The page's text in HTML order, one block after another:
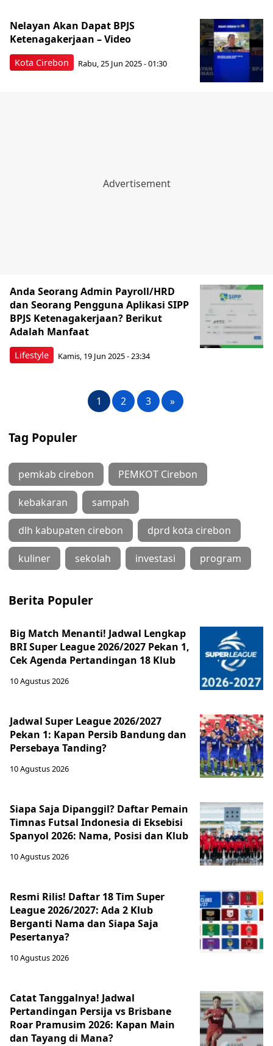
Kota Cirebon
Nelayan Akan Dapat BPJS
Ketenagakerjaan – Video
Rabu, 25 Jun 2025 - 01:30
Lifestyle
Anda Seorang Admin Payroll/HRD
dan Seorang Pengguna Aplikasi SIPP
BPJS Ketenagakerjaan? Berikut
Adalah Manfaat
Kamis, 19 Jun 2025 - 23:34
1 2 3 »
Tag Populer
pemkab cirebon PEMKOT Cirebon
kebakaran sampah
dlh kabupaten cirebon dprd kota cirebon
kuliner sekolah investasi program
Berita Populer
Big Match Menanti! Jadwal Lengkap
BRI Super League 2026/2027 Pekan 1,
Cek Agenda Pertandingan 18 Klub
10 Agustus 2026
Jadwal Super League 2026/2027
Pekan 1: Kapan Persib Bandung dan
Persebaya Tanding?
10 Agustus 2026
Siapa Saja Dipanggil? Daftar Pemain
Timnas Futsal Indonesia di Eksebisi
Spanyol 2026: Nama, Posisi dan Klub
10 Agustus 2026
Resmi Rilis! Daftar 18 Tim Super
League 2026/2027: Ada 2 Klub
Berganti Nama dan Siapa Saja
Pesertanya?
10 Agustus 2026
Catat Tanggalnya! Jadwal
Pertandingan Persija vs Brisbane
Roar Pramusim 2026: Kapan Main
dan Tayang di Mana?